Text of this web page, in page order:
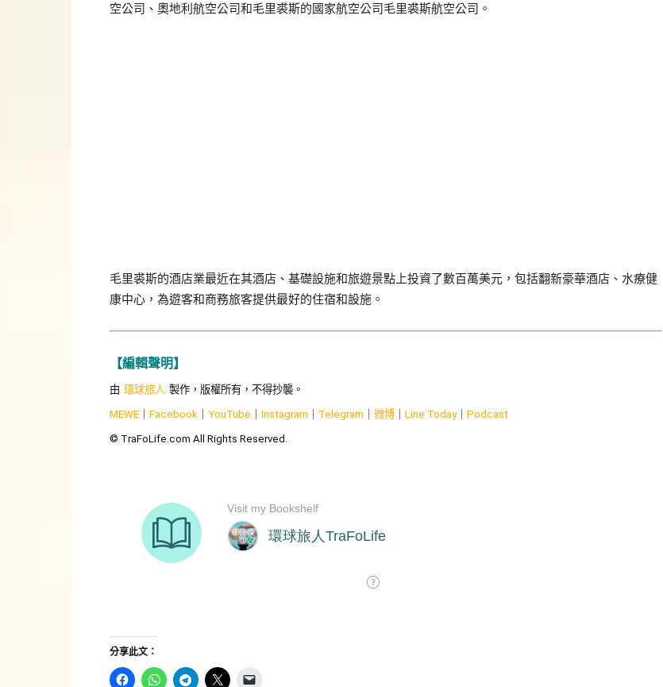
空公司、奧地利航空公司和毛里裘斯的國家航空公司毛里裘斯航空公司。
毛里裘斯的酒店業最近在其酒店、基礎設施和旅遊景點上投資了數百萬美元，包括翻新豪華酒店、水療健
康中心，為遊客和商務旅客提供最好的住宿和設施。
【編輯聲明】
由 環球旅人 製作，版權所有，不得抄襲。
MEWE Facebook YouTube Instagram Telegram 微博 Line Today｜ Podcast
© TraFoLife.com All Rights Reserved.
分享此文：